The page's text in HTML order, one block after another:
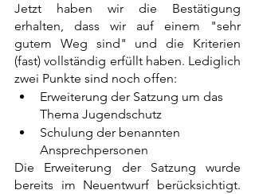
Jetzt haben wir die Bestätigung
erhalten, dass wir auf einem "sehr
gutem Weg sind" und die Kriterien
(fast) vollständig erfüllt haben. Lediglich
zwei Punkte sind noch offen:
Erweiterung der Satzung um das
Thema Jugendschutz
Schulung der benannten
Ansprechpersonen
Die Erweiterung der Satzung wurde
bereits im Neuentwurf berücksichtigt.